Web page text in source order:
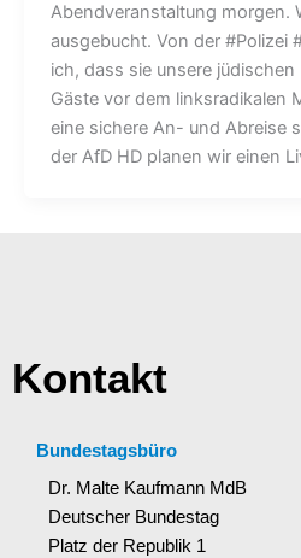
Abendveranstaltung morgen.
ausgebucht. Von der #Polizei
ich, dass sie unsere
Gäste vor dem linksradikalen
eine sichere An- und Abreise
der AfD HD planen wir einen
Kontakt
Bundestagsbüro
Dr. Malte Kaufmann MdB
Deutscher Bundestag
Platz der Republik 1